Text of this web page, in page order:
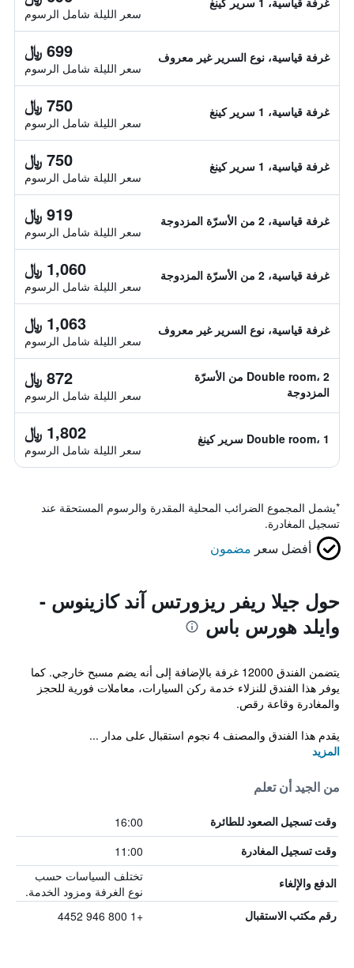
سعر الليلة شامل الرسوم
غرفة قياسية، نوع السرير غير معروف 699 ﷼
سعر الليلة شامل الرسوم
غرفة قياسية، 1 سرير كينغ 750 ﷼
سعر الليلة شامل الرسوم
غرفة قياسية، 1 سرير كينغ 750 ﷼
سعر الليلة شامل الرسوم
غرفة قياسية، 2 من الأسرّة المزدوجة 919 ﷼
سعر الليلة شامل الرسوم
غرفة قياسية، 2 من الأسرّة المزدوجة 1,060 ﷼
سعر الليلة شامل الرسوم
غرفة قياسية، نوع السرير غير معروف 1,063 ﷼
سعر الليلة شامل الرسوم
Double room، 2 من الأسرّة
المزدوجة
872 ﷼
سعر الليلة شامل الرسوم
Double room، 1 سرير كينغ 1,802 ﷼
سعر الليلة شامل الرسوم
*يشمل المجموع الضرائب المحلية المقدرة والرسوم المستحقة عند
تسجيل المغادرة.
أفضل سعر مضمون
حول جيلا ريفر ريزورتس آند كازينوس -
وايلد هورس باس
يتضمن الفندق 12000 غرفة بالإضافة إلى أنه يضم مسبح خارجي. كما
يوفر هذا الفندق للنزلاء خدمة ركن السيارات، معاملات فورية للحجز
والمغادرة وقاعة رقص.
يقدم هذا الفندق والمصنف 4 نجوم استقبال على مدار ...
المزيد
من الجيد أن تعلم
وقت تسجيل الصعود للطائرة 16:00
وقت تسجيل المغادرة 11:00
الدفع والإلغاء
تختلف السياسات حسب
نوع الغرفة ومزود الخدمة.
رقم مكتب الاستقبال +1 800 946 4452